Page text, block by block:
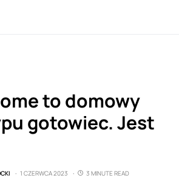
to domowy
gotowiec. Jest
1 CZERWCA 2023
3 MINUTE READ